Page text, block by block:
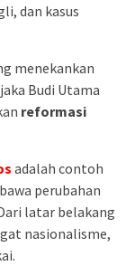
dan kasus
menekankan
Budi Utama
reformasi
adalah contoh
perubahan
latar belakang
nasionalisme,